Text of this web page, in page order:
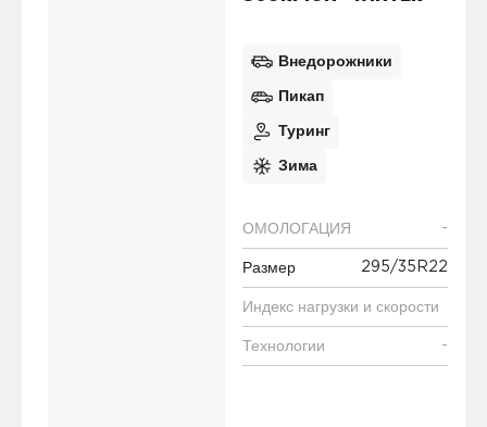
Внедорожники
Пикап
Туринг
Зима
ОМОЛОГАЦИЯ -
Размер 295/35R22
Индекс нагрузки и скорости
Технологии -